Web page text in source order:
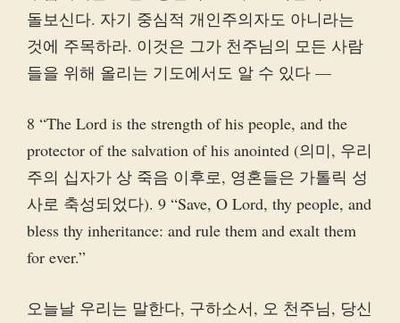
돌보신다. 자기 중심적 개인주의자도 아니라는
것에 주목하라. 이것은 그가 천주님의 모든 사람
들을 위해 올리는 기도에서도 알 수 있다 —
8 “The Lord is the strength of his people, and the
protector of the salvation of his anointed (의미, 우리
주의 십자가 상 죽음 이후로, 영혼들은 가톨릭 성
사로 축성되었다). 9 “Save, O Lord, thy people, and
bless thy inheritance: and rule them and exalt them
for ever.”
오늘날 우리는 말한다, 구하소서, 오 천주님, 당신